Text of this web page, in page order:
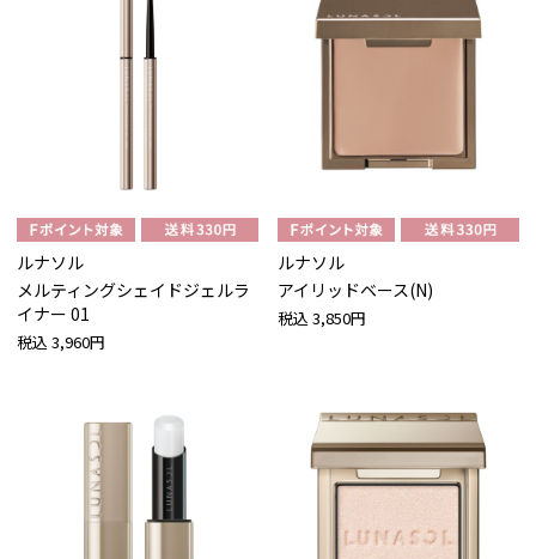
ルナソル
メルティングシェイドジェルラ
イナー 01
税込 3,960円
ルナソル
アイリッドベース(N)
税込 3,850円